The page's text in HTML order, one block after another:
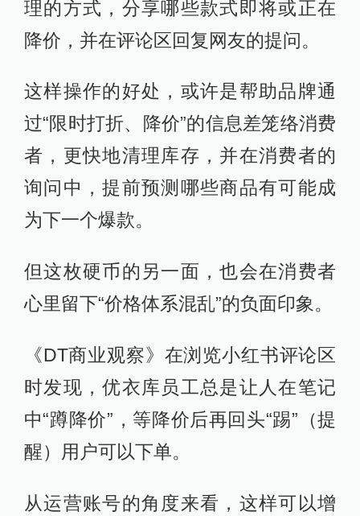
理的方式，分享哪些款式即将或正在
降价，并在评论区回复网友的提问。
这样操作的好处，或许是帮助品牌通
过“限时打折、降价”的信息差笼络消费
者，更快地清理库存，并在消费者的
询问中，提前预测哪些商品有可能成
为下一个爆款。
但这枚硬币的另一面，也会在消费者
心里留下“价格体系混乱”的负面印象。
《DT商业观察》在浏览小红书评论区
时发现，优衣库员工总是让人在笔记
中“蹲降价”，等降价后再回头“踢”（提
醒）用户可以下单。
从运营账号的角度来看，这样可以增